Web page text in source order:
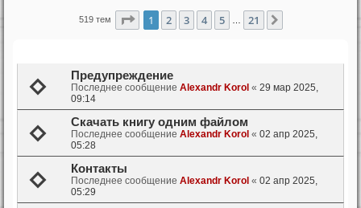
519 тем Страница из 21
1 2 3 4 5 21
Предупреждение
Последнее сообщение Alexandr Korol « 29 мар 2025,
09:14
Скачать книгу одним файлом
Последнее сообщение Alexandr Korol « 02 апр 2025,
05:28
Контакты
Последнее сообщение Alexandr Korol « 02 апр 2025,
05:29